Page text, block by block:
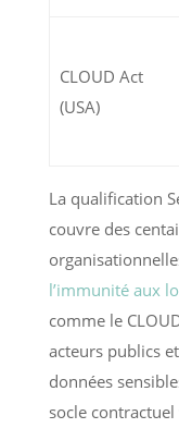
CLOUD Act
(USA)
La qualification
couvre des
l’immunité aux
comme le
acteurs publics
données
socle